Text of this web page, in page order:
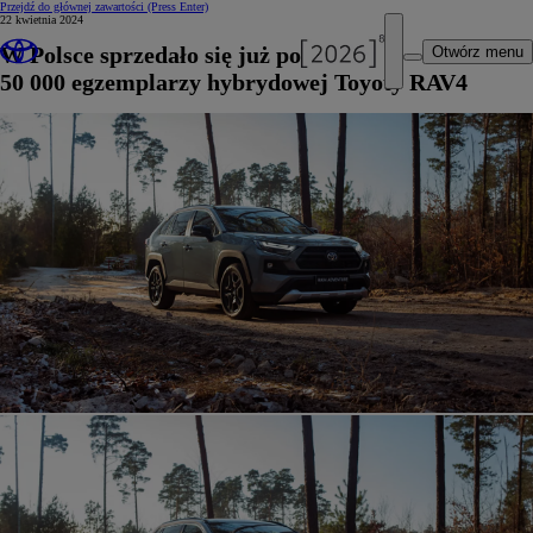
Przejdź do głównej zawartości (Press Enter)
Otwórz menu
22 kwietnia 2024
W Polsce sprzedało się już ponad
50 000 egzemplarzy hybrydowej Toyoty RAV4